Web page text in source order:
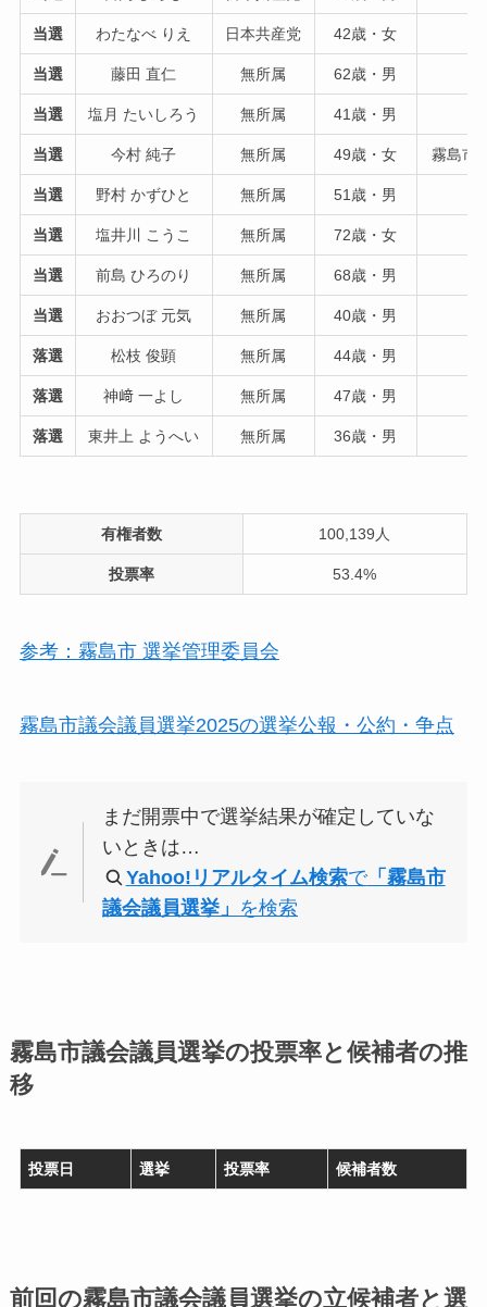
当選 わたなべ りえ 日本共産党 42歳・女
当選 藤田 直仁 無所属 62歳・男
当選 塩月 たいしろう 無所属 41歳・男
当選 今村 純子 無所属 49歳・女 霧島市
当選 野村 かずひと 無所属 51歳・男
当選 塩井川 こうこ 無所属 72歳・女
当選 前島 ひろのり 無所属 68歳・男
当選 おおつぼ 元気 無所属 40歳・男
落選 松枝 俊顕 無所属 44歳・男
落選 神﨑 一よし 無所属 47歳・男
落選 東井上 ようへい 無所属 36歳・男
有権者数 100,139人
投票率 53.4%
参考：霧島市 選挙管理委員会
霧島市議会議員選挙2025の選挙公報・公約・争点
まだ開票中で選挙結果が確定していな
いときは…
Yahoo!リアルタイム検索で「霧島市
議会議員選挙」 を検索
霧島市議会議員選挙の投票率と候補者の推
移
投票日 選挙 投票率 候補者数
前回の霧島市議会議員選挙の立候補者と選